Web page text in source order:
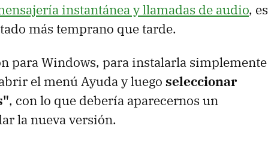
instantánea y llamadas de audio, es
más temprano que tarde.
para Windows, para instalarla simplemente
el menú Ayuda y luego seleccionar
, con lo que debería aparecernos un
la nueva versión.